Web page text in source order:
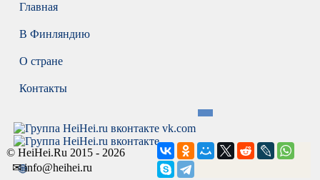
Главная
В Финляндию
О стране
Контакты
vk.com
🌐
© HeiHei.Ru 2015 - 2026
✉ info@heihei.ru